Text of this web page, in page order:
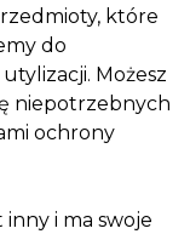
które
do
Możesz
niepotrzebnych
ochrony
i ma swoje